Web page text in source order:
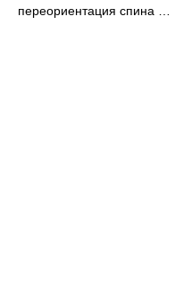
переориентация спина …